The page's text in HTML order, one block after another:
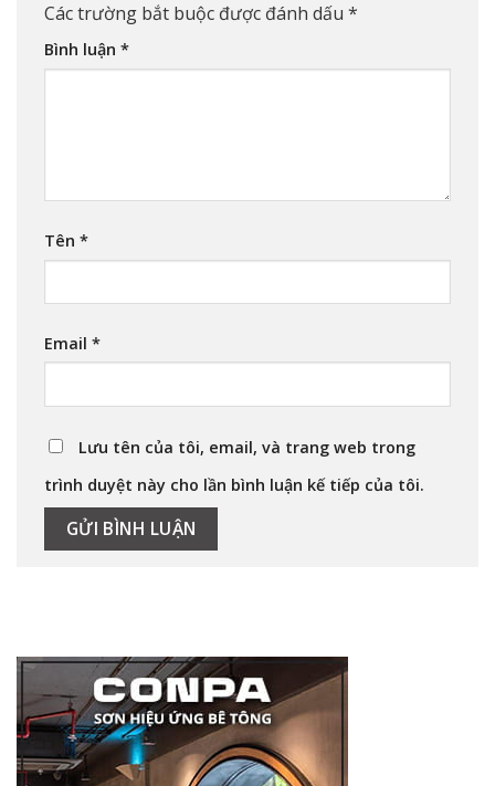
Các trường bắt buộc được đánh dấu *
Bình luận *
Tên *
Email *
Lưu tên của tôi, email, và trang web trong
trình duyệt này cho lần bình luận kế tiếp của tôi.